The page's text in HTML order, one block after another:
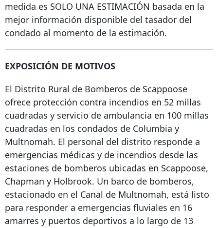
medida es SOLO UNA ESTIMACIÓN basada en la
mejor información disponible del tasador del
condado al momento de la estimación.
EXPOSICIÓN DE MOTIVOS
El Distrito Rural de Bomberos de Scappoose
ofrece protección contra incendios en 52 millas
cuadradas y servicio de ambulancia en 100 millas
cuadradas en los condados de Columbia y
Multnomah. El personal del distrito responde a
emergencias médicas y de incendios desde las
estaciones de bomberos ubicadas en Scappoose,
Chapman y Holbrook. Un barco de bomberos,
estacionado en el Canal de Multnomah, está listo
para responder a emergencias fluviales en 16
amarres y puertos deportivos a lo largo de 13